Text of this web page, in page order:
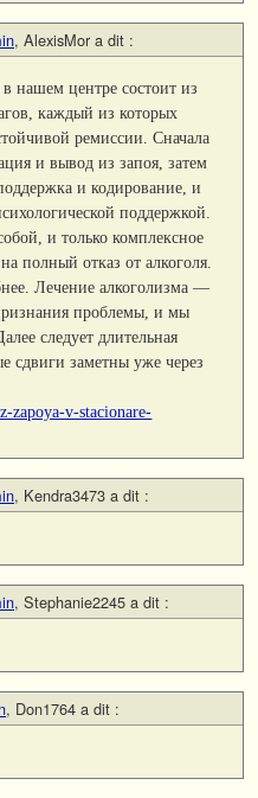
, AlexisMor a dit :
нашем центре состоит из
каждый из которых
ремиссии. Сначала
и вывод из запоя, затем
и кодирование, и
поддержкой.
и только комплексное
полный отказ от алкоголя.
Лечение алкоголизма —
проблемы, и мы
следует длительная
сдвиги заметны уже через
zapoya-v-stacionare-
, Kendra3473 a dit :
, Stephanie2245 a dit :
, Don1764 a dit :